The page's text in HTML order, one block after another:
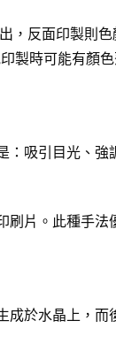
，反面印製則
製時可能有顏
吸引目光、強
刷片。此種手法
成於水晶上，而